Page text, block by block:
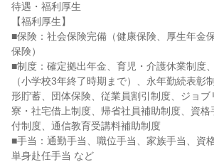
待遇・福利厚生
【福利厚生】
■保険：社会保険完備（健康保険、厚生年金
保険）
■制度：確定拠出年金、育児・介護休業制度
（小学校3年終了時期まで）、永年勤続表彰
形貯蓄、団体保険、従業員割引制度、ジョブ
寮・社宅借上制度、帰省社員補助制度、資格
付制度、通信教育受講料補助制度
■手当：通勤手当、職位手当、家族手当、資
単身赴任手当 など